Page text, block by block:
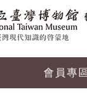
會員專